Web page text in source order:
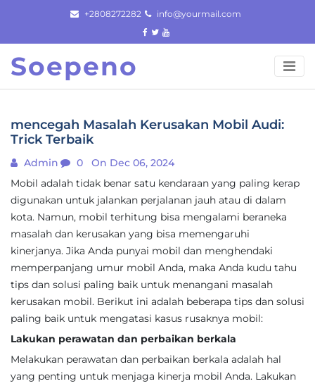
content
+2808272282 info@yourmail.com
Soepeno
mencegah Masalah Kerusakan Mobil Audi:
Trick Terbaik
Admin 0
On Dec 06, 2024
Mobil adalah tidak benar satu kendaraan yang paling kerap
digunakan untuk jalankan perjalanan jauh atau di dalam
kota. Namun, mobil terhitung bisa mengalami beraneka
masalah dan kerusakan yang bisa memengaruhi
kinerjanya. Jika Anda punyai mobil dan menghendaki
memperpanjang umur mobil Anda, maka Anda kudu tahu
tips dan solusi paling baik untuk menangani masalah
kerusakan mobil. Berikut ini adalah beberapa tips dan solusi
paling baik untuk mengatasi kasus rusaknya mobil:
Lakukan perawatan dan perbaikan berkala
Melakukan perawatan dan perbaikan berkala adalah hal
yang penting untuk menjaga kinerja mobil Anda. Lakukan